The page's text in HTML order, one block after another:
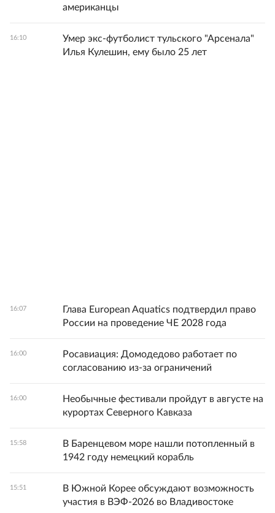
американцы
16:10
Умер экс-футболист тульского "Арсенала"
Илья Кулешин, ему было 25 лет
16:07
Глава European Aquatics подтвердил право
России на проведение ЧЕ 2028 года
16:00
Росавиация: Домодедово работает по
согласованию из-за ограничений
16:00
Необычные фестивали пройдут в августе на
курортах Северного Кавказа
15:58
В Баренцевом море нашли потопленный в
1942 году немецкий корабль
15:51
В Южной Корее обсуждают возможность
участия в ВЭФ-2026 во Владивостоке